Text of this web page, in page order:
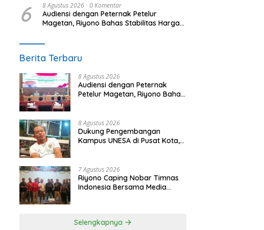
6 8 Agustus 2026 0 Komentar
Audiensi dengan Peternak Petelur
Magetan, Riyono Bahas Stabilitas Harga
Berita Terbaru
8 Agustus 2026
Audiensi dengan Peternak
Petelur Magetan, Riyono Bahas
8 Agustus 2026
Dukung Pengembangan
Kampus UNESA di Pusat Kota,
Magetan
7 Agustus 2026
Riyono Caping Nobar Timnas
Indonesia Bersama Media
Selengkapnya